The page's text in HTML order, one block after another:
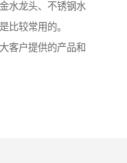
水龙头、不锈钢水
比较常用的。
客户提供的产品和